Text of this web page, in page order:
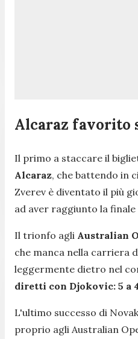
Alcaraz favorito
Il primo a staccare il
Alcaraz, che battendo in
Zverev è diventato il più
ad aver raggiunto la
Il trionfo agli Australian
che manca nella carriera
leggermente dietro nel
diretti con Djokovic: 5 a
L'ultimo successo di
proprio agli Australian